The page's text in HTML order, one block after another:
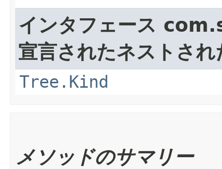
インタフェース
宣言されたネストさ
Tree.Kind
メソッドのサマリー